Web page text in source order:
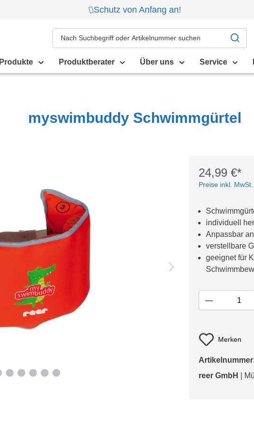
Schutz von Anfang an!
Produkte Produktberater Über uns Service
myswimbuddy Schwimmgürtel
24,99 €*
Preise inkl.
individuell
Anpassbar
verstellbare
geeignet für
Merken
reer GmbH
|